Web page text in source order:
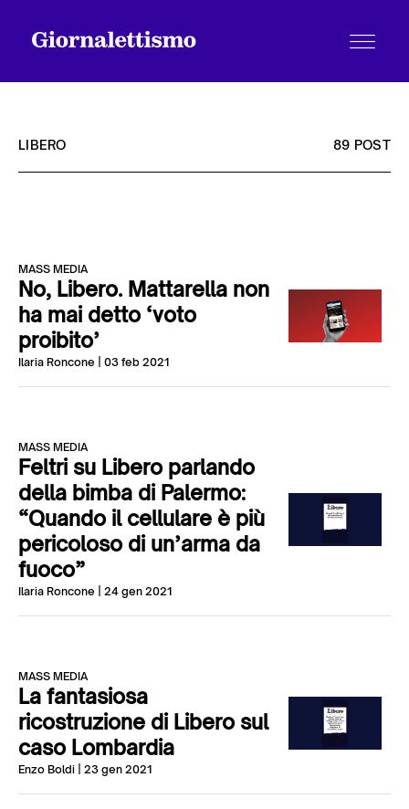
Chi siamo
Contatti
LIBERO 89 POST
MASS MEDIA
No, Libero. Mattarella non
ha mai detto ‘voto
proibito’
Ilaria Roncone | 03 feb 2021
MASS MEDIA
Feltri su Libero parlando
della bimba di Palermo:
“Quando il cellulare è più
pericoloso di un’arma da
fuoco”
Ilaria Roncone | 24 gen 2021
MASS MEDIA
La fantasiosa
ricostruzione di Libero sul
caso Lombardia
Enzo Boldi | 23 gen 2021